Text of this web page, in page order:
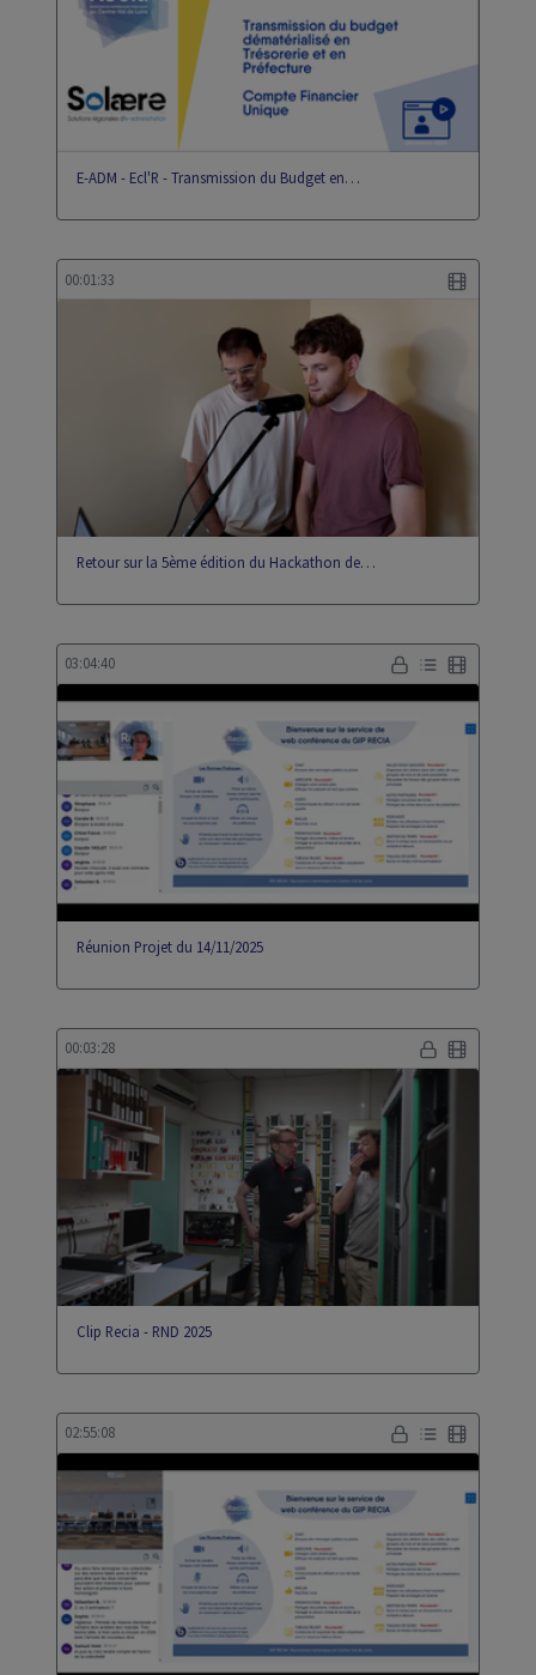
E-ADM - Ecl'R - Transmission du Budget en…
00:01:33
Retour sur la 5ème édition du Hackathon de…
03:04:40
Réunion Projet du 14/11/2025
00:03:28
Clip Recia - RND 2025
02:55:08